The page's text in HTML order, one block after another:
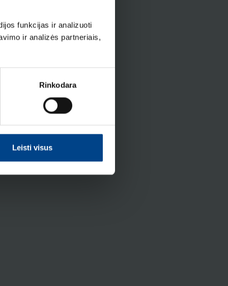
funkcijas ir analizuoti
ir analizės partneriais,
Rinkodara
Leisti visus